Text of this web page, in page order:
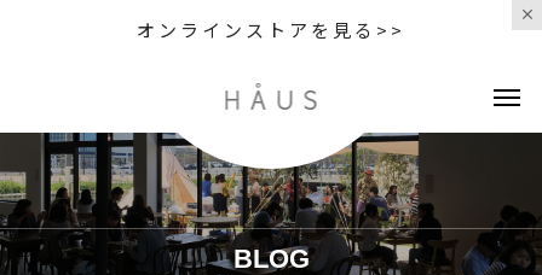
オンラインストアを見る>>
BLOG